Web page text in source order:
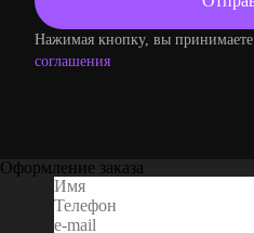
Нажимая кнопку, вы принимаете
соглашения
Оформление заказа